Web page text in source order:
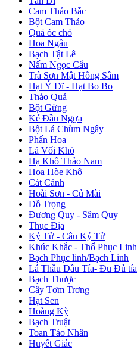
Cam Thảo Bắc
Bột Cam Thảo
Quả óc chó
Hoa Ngâu
Bạch Tật Lê
Nấm Ngọc Cẩu
Trà Sơn Mật Hồng Sâm
Hạt Ý Dĩ - Hạt Bo Bo
Thảo Quả
Bột Gừng
Ké Đầu Ngựa
Bột Lá Chùm Ngây
Phấn Hoa
Lá Vối Khô
Hạ Khô Thảo Nam
Hoa Hòe Khô
Cát Cánh
Hoài Sơn - Củ Mài
Đỗ Trọng
Đương Quy - Sâm Quy
Thục Địa
Kỷ Tử - Câu Kỷ Tử
Khúc Khắc - Thổ Phục Linh
Bạch Phục linh/Bạch Linh
Lá Thầu Dầu Tía- Đu Đủ tía
Bạch Thược
Cây Tơm Trơng
Hạt Sen
Hoàng Kỳ
Bạch Truật
Toan Táo Nhân
Huyết Giác